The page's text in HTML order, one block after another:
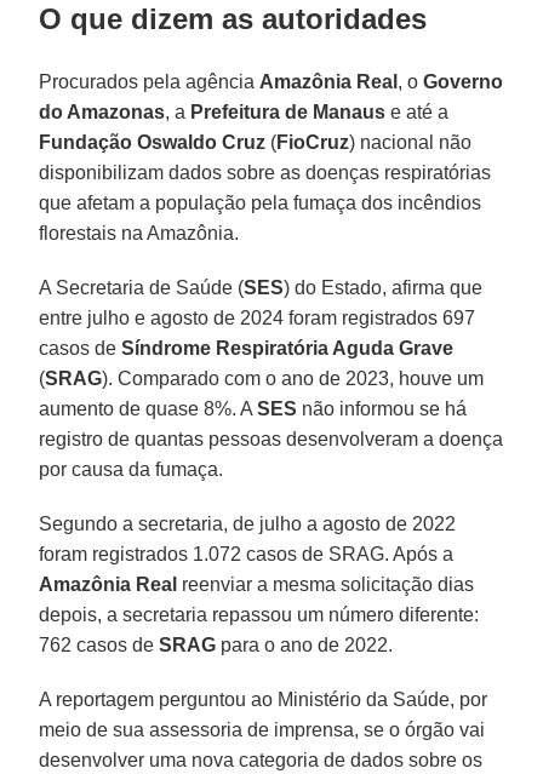
O que dizem as autoridades
Procurados pela agência Amazônia Real , oGoverno
do Amazonas, a Prefeitura de Manaus e até a
Fundação Oswaldo Cruz (FioCruz) nacional não
disponibilizam dados sobre as doenças respiratórias
que afetam a população pela fumaça dos incêndios
florestais na Amazônia.
A Secretaria de Saúde (SES) do Estado, afirma que
entre julho e agosto de 2024 foram registrados 697
casos deSíndrome Respiratória Aguda Grave
(SRAG). Comparado com o ano de 2023, houve um
aumento de quase 8%. ASES não informou se há
registro de quantas pessoas desenvolveram a doença
por causa da fumaça.
Segundo a secretaria, de julho a agosto de 2022
foram registrados 1.072 casos de SRAG. Após a
Amazônia Real reenviar a mesma solicitação dias
depois, a secretaria repassou um número diferente:
762 casos deSRAG para o ano de 2022.
A reportagem perguntou ao Ministério da Saúde, por
meio de sua assessoria de imprensa, se o órgão vai
desenvolver uma nova categoria de dados sobre os